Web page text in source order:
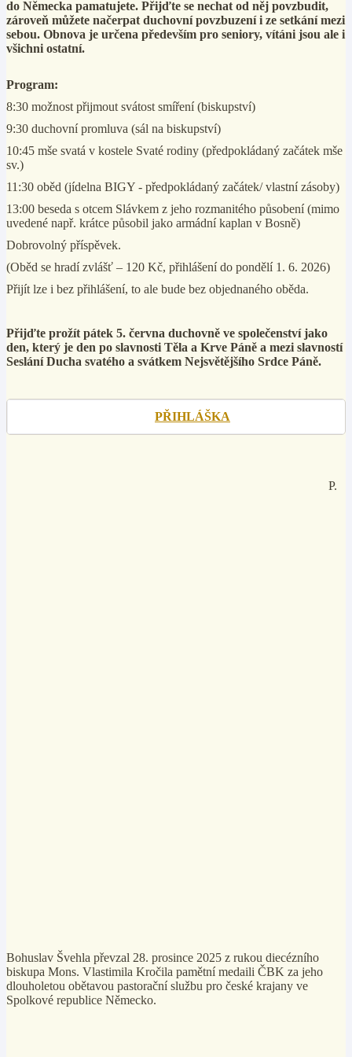
do Německa pamatujete. Přijďte se nechat od něj povzbudit,
zároveň můžete načerpat duchovní povzbuzení i ze setkání mezi
sebou. Obnova je určena především pro seniory, vítáni jsou ale i
všichni ostatní.
Program:
8:30 možnost přijmout svátost smíření (biskupství)
9:30 duchovní promluva (sál na biskupství)
10:45 mše svatá v kostele Svaté rodiny (předpokládaný začátek mše
sv.)
11:30 oběd (jídelna BIGY - předpokládaný začátek/ vlastní zásoby)
13:00 beseda s otcem Slávkem z jeho rozmanitého působení (mimo
uvedené např. krátce působil jako armádní kaplan v Bosně)
Dobrovolný příspěvek.
(Oběd se hradí zvlášť – 120 Kč, přihlášení do pondělí 1. 6. 2026)
Přijít lze i bez přihlášení, to ale bude bez objednaného oběda.
Přijďte prožít pátek 5. června duchovně ve společenství jako
den, který je den po slavnosti Těla a Krve Páně a mezi slavností
Seslání Ducha svatého a svátkem Nejsvětějšího Srdce Páně.
PŘIHLÁŠKA
P.
Bohuslav Švehla převzal 28. prosince 2025 z rukou diecézního
biskupa Mons. Vlastimila Kročila pamětní medaili ČBK za jeho
dlouholetou obětavou pastorační službu pro české krajany ve
Spolkové republice Německo.